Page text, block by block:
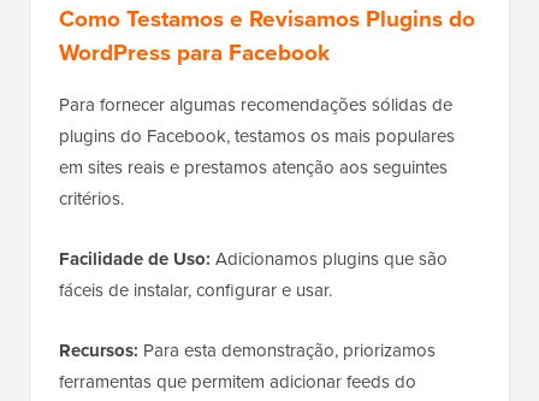
Como Testamos e Revisamos Plugins do
WordPress para Facebook
Para fornecer algumas recomendações sólidas de
plugins do Facebook, testamos os mais populares
em sites reais e prestamos atenção aos seguintes
critérios.
Facilidade de Uso: Adicionamos plugins que são
fáceis de instalar, configurar e usar.
Recursos: Para esta demonstração, priorizamos
ferramentas que permitem adicionar feeds do